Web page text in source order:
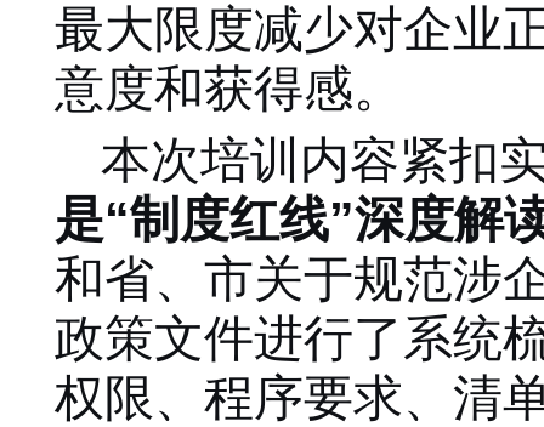
最大限度减少对企业
意度和获得感。
本次培训内容紧扣
是“制度红线”深度解
和省、市关于规范涉
政策文件进行了系统
权限、程序要求、清